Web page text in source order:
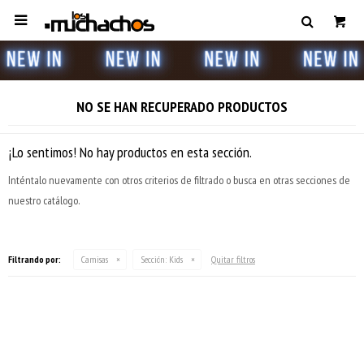

NO SE HAN RECUPERADO PRODUCTOS
¡Lo sentimos! No hay productos en esta sección.
Inténtalo nuevamente con otros criterios de filtrado o busca en otras secciones de
nuestro catálogo.
Filtrando por: Camisas Sección: Kids Quitar filtros